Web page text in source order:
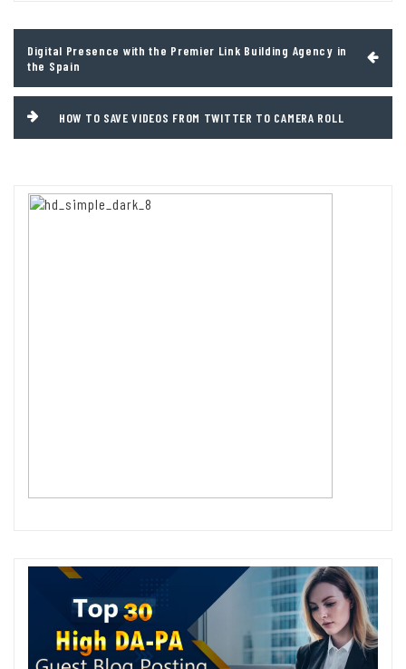
navigation
Digital Presence with the Premier Link Building Agency in
the Spain
HOW TO SAVE VIDEOS FROM TWITTER TO CAMERA ROLL